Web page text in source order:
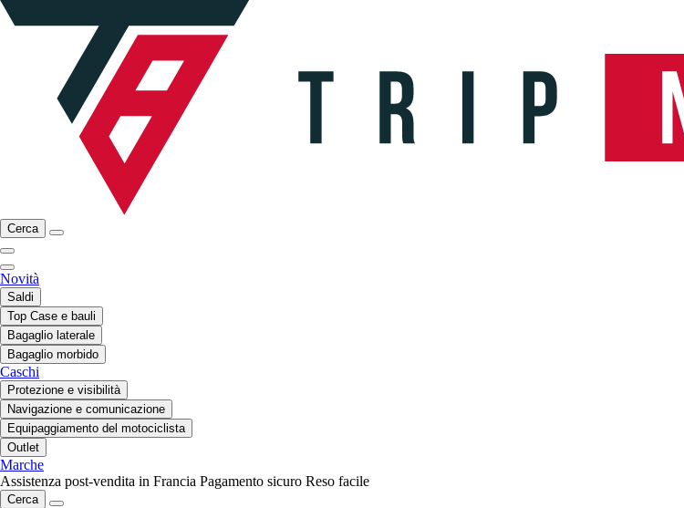
Cerca
Novità
Saldi
Top Case e bauli
Bagaglio laterale
Bagaglio morbido
Caschi
Protezione e visibilità
Navigazione e comunicazione
Equipaggiamento del motociclista
Outlet
Marche
Assistenza post-vendita in Francia Pagamento sicuro Reso facile
Cerca